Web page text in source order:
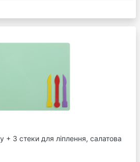
+ 3 стеки для ліплення, салатова